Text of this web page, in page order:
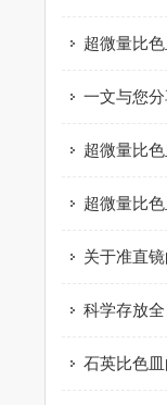
关于准直
石英比色